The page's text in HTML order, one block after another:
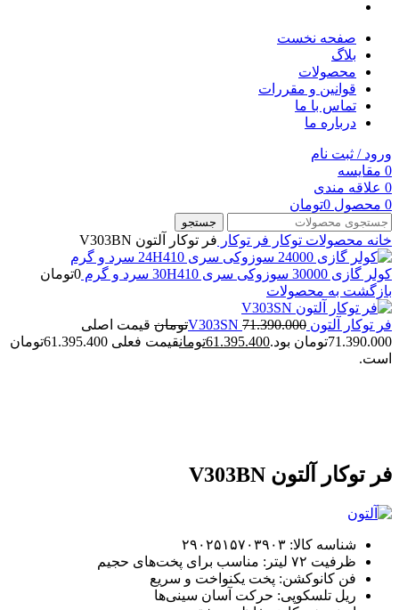
صفحه نخست
بلاگ
محصولات
قوانین و مقررات
تماس با ما
درباره ما
ورود / ثبت نام
0 مقایسه
0 علاقه مندی
0 محصول 0تومان
جستجو
خانه محصولات توکار فر توکار فر توکار آلتون V303BN
کولر گازی 30000 سوزوکی سری 30H410 سرد و گرم 0تومان
بازگشت به محصولات
فر توکار آلتون V303SN 71.390.000 تومان قیمت اصلی
71.390.000تومان بود.
61.395.400تومان
قیمت فعلی 61.395.400تومان
است.
فر توکار آلتون V303BN
شناسه کالا: ۲۹۰۲۵۱۵۷۰۳۹۰۳
ظرفیت ۷۲ لیتر: مناسب برای پخت‌های حجیم
فن کانوکشن: پخت یکنواخت و سریع
ریل تلسکوپی: حرکت آسان سینی‌ها